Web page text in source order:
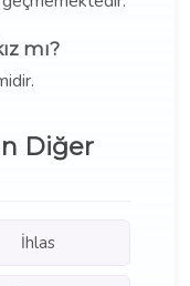
mı?
Diğer
İhlas